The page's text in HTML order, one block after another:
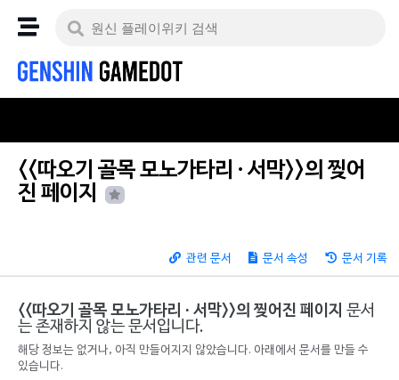
<<따오기 골목 모노가타리 ∙ 서막>>의 찢어
진 페이지
관련 문서 문서 속성 문서 기록
<<따오기 골목 모노가타리 ∙ 서막>>의 찢어진 페이지 문서
는 존재하지 않는 문서입니다.
해당 정보는 없거나, 아직 만들어지지 않았습니다. 아래에서 문서를 만들 수
있습니다.